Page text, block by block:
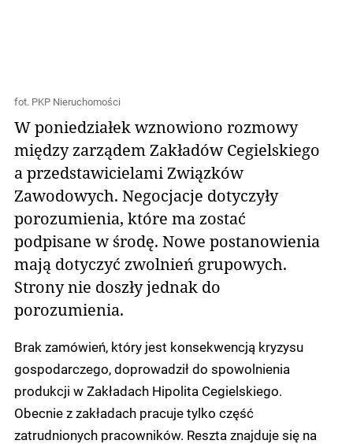
fot. PKP Nieruchomości
W poniedziałek wznowiono rozmowy
między zarządem Zakładów Cegielskiego
a przedstawicielami Związków
Zawodowych. Negocjacje dotyczyły
porozumienia, które ma zostać
podpisane w środę. Nowe postanowienia
mają dotyczyć zwolnień grupowych.
Strony nie doszły jednak do
porozumienia.
Brak zamówień, który jest konsekwencją kryzysu
gospodarczego, doprowadził do spowolnienia
produkcji w Zakładach Hipolita Cegielskiego.
Obecnie z zakładach pracuje tylko część
zatrudnionych pracowników. Reszta znajduje się na